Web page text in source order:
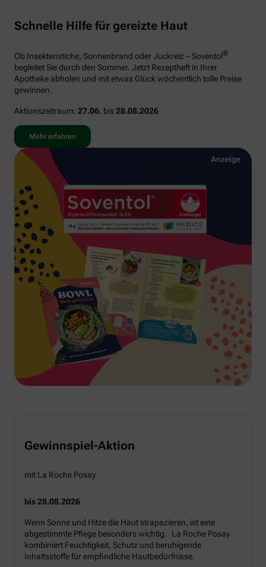
Schnelle Hilfe für gereizte Haut
Ob Insektenstiche, Sonnenbrand oder Juckreiz – Soventol®
begleitet Sie durch den Sommer. Jetzt Rezeptheft in Ihrer
Apotheke abholen und mit etwas Glück wöchentlich tolle Preise
gewinnen.
Aktionszeitraum: 27.06. bis 28.08.2026
Mehr erfahren
Gewinnspiel-Aktion
mit La Roche Posay
bis 28.08.2026
Wenn Sonne und Hitze die Haut strapazieren, ist eine
abgestimmte Pflege besonders wichtig. La Roche Posay
kombiniert Feuchtigkeit, Schutz und beruhigende
Inhaltsstoffe für empfindliche Hautbedürfnisse.